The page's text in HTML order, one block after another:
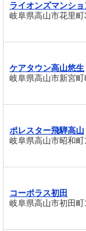
ライオンズマンショ
岐阜県高山市花里
ケアタウン高山悠生
岐阜県高山市新宮
ポレスター飛騨高山
岐阜県高山市昭和
コーポラス初田
岐阜県高山市初田